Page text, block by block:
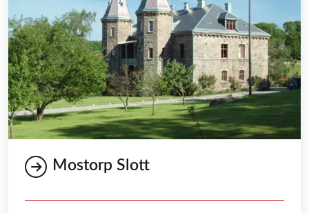
Mostorp Slott